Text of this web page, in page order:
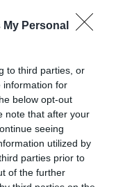
Personal
to third parties, or
information for
below opt-out
note that after your
seeing
utilized by
parties prior to
of the further
por Josep
que ambas
fuente preferida
de actualidad.